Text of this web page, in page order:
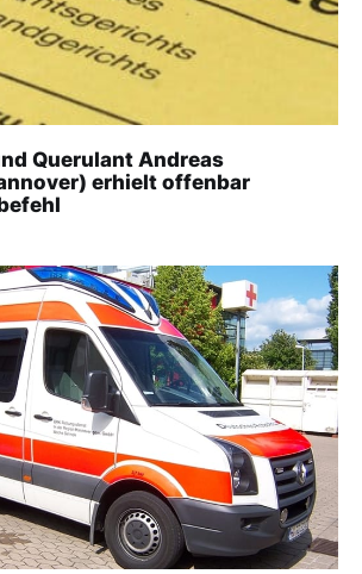
Querulant Andreas
erhielt offenbar